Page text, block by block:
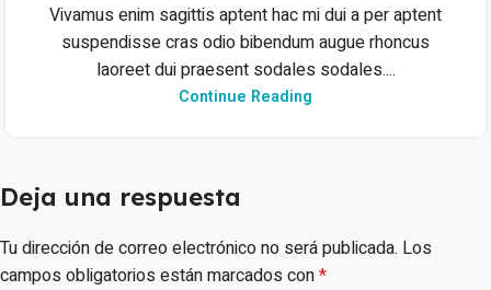
Vivamus enim sagittis aptent hac mi dui a per aptent
suspendisse cras odio bibendum augue rhoncus
laoreet dui praesent sodales sodales....
Continue Reading
Deja una respuesta
Tu dirección de correo electrónico no será publicada. Los
campos obligatorios están marcados con*